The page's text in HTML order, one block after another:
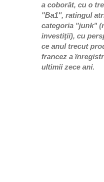
a coborât, cu o
"Ba1", ratingul
categoria "junk"
investiţii), cu
ce anul trecut
francez a
ultimii zece ani.